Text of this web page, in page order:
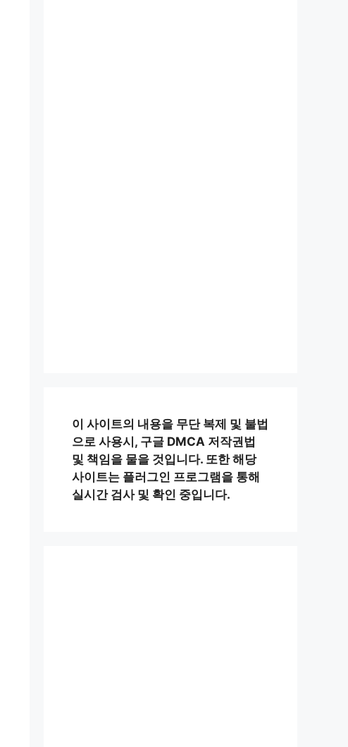
이 사이트의 내용을 무단 복제 및 불법
으로 사용시, 구글 DMCA 저작권법
및 책임을 물을 것입니다. 또한 해당
사이트는 플러그인 프로그램을 통해
실시간 검사 및 확인 중입니다.